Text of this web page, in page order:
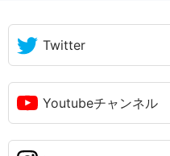
Twitter
Youtubeチャンネル